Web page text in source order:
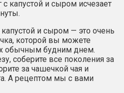
и сыром — это очень
которой вы можете
обычным будним днем.
соберите все поколения за
за чашечкой чая и
А рецептом мы с вами